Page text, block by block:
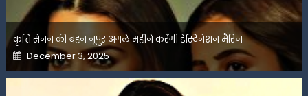
कृति सेनन की बहन नूपुर अगले महीने करेंगी डेस्टिनेशन मैरिज
Posted
on
December 3, 2025